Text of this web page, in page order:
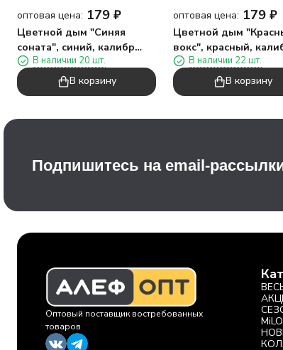
оптовая цена: 179 ₽
Цветной дым "Синяя
соната", синий, калибр
135", 40сек, 11,5см)
В наличии 20 шт.
В корзину
оптовая цена: 179 ₽
Цветной дым
вокс", красный,
135", 40сек, 11,5см)
В наличии 22 шт.
В корзину
Подпишитесь на email-
Оптовый поставщик востребованных
товаров